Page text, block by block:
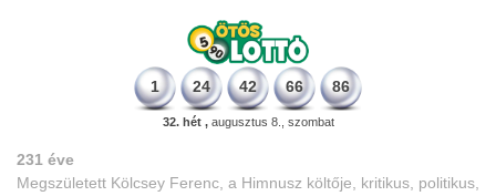
1 24 42 66 86
32. hét ,augusztus 8., szombat
231 éve
Megszületett Kölcsey Ferenc, a Himnusz költője, kritikus, politikus,